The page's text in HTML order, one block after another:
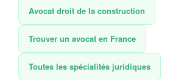
Avocat droit de la construction
Trouver un avocat en France
Toutes les spécialités juridiques